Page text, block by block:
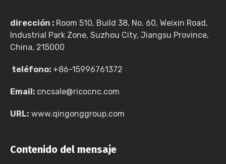
dirección : Room 510, Build 38, No. 60, Weixin Road,
Industrial Park Zone, Suzhou City, Jiangsu Province,
China, 215000
teléfono: +86-15996761372
Email: cncsale@ricocnc.com
URL: www.qingonggroup.com
Contenido del mensaje